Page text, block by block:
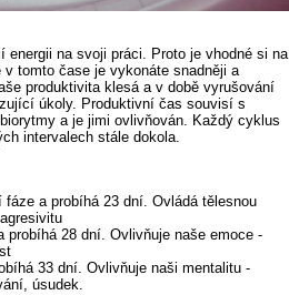
na svoji práci. Proto je vhodné si na
tomto čase je vykonáte snadněji a
produktivita klesá a v době vyrušování
úkoly. Produktivní čas souvisí s
a je jimi ovlivňován. Každý cyklus
intervalech stále dokola.
fáze a probíhá 23 dní. Ovládá tělesnou
probíhá 28 dní. Ovlivňuje naše emoce -
33 dní. Ovlivňuje naši mentalitu -
úsudek.